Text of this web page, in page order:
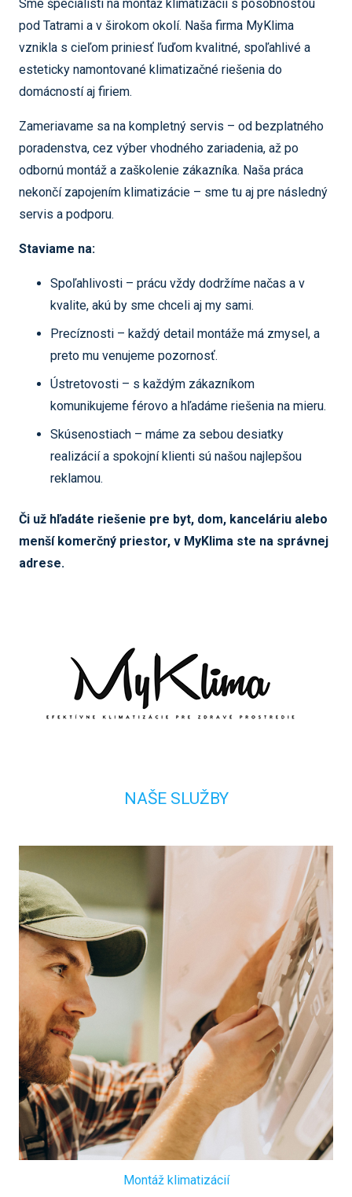
Sme špecialisti na montáž klimatizácií s pôsobnosťou
pod Tatrami a v širokom okolí. Naša firma MyKlima
vznikla s cieľom priniesť ľuďom kvalitné, spoľahlivé a
esteticky namontované klimatizačné riešenia do
domácností aj firiem.
Zameriavame sa na kompletný servis – od bezplatného
poradenstva, cez výber vhodného zariadenia, až po
odbornú montáž a zaškolenie zákazníka. Naša práca
nekončí zapojením klimatizácie – sme tu aj pre následný
servis a podporu.
Staviame na:
Spoľahlivosti – prácu vždy dodržíme načas a v
kvalite, akú by sme chceli aj my sami.
Precíznosti – každý detail montáže má zmysel, a
preto mu venujeme pozornosť.
Ústretovosti – s každým zákazníkom
komunikujeme férovo a hľadáme riešenia na mieru.
Skúsenostiach – máme za sebou desiatky
realizácií a spokojní klienti sú našou najlepšou
reklamou.
Či už hľadáte riešenie pre byt, dom, kanceláriu alebo
menší komerčný priestor, v MyKlima ste na správnej
adrese.
NAŠE SLUŽBY
Montáž klimatizácií